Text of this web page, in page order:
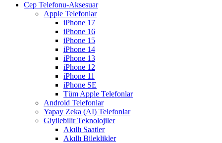
Cep Telefonu-Aksesuar
Apple Telefonlar
iPhone 17
iPhone 16
iPhone 15
iPhone 14
iPhone 13
iPhone 12
iPhone 11
iPhone SE
Tüm Apple Telefonlar
Android Telefonlar
Yapay Zeka (AI) Telefonlar
Giyilebilir Teknolojiler
Akıllı Saatler
Akıllı Bileklikler